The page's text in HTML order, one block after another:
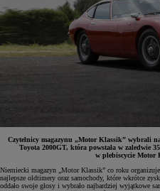
Czytelnicy magazynu „Motor Klassik” wybrali
Toyota 2000GT, która powstała w zaledwie
w plebiscycie Motor
Niemiecki magazyn „Motor Klassik” co roku
najlepsze oldtimery oraz samochody, które wkrótce
oddało swoje głosy i wybrało najbardziej wyjątkowe